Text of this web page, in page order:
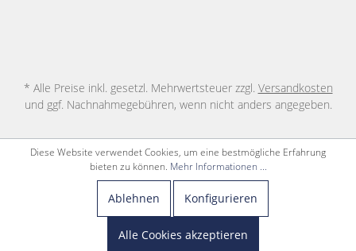
* Alle Preise inkl. gesetzl. Mehrwertsteuer zzgl. Versandkosten
und ggf. Nachnahmegebühren, wenn nicht anders angegeben.
Diese Website verwendet Cookies, um eine bestmögliche Erfahrung
bieten zu können. Mehr Informationen ...
Ablehnen Konfigurieren
Alle Cookies akzeptieren